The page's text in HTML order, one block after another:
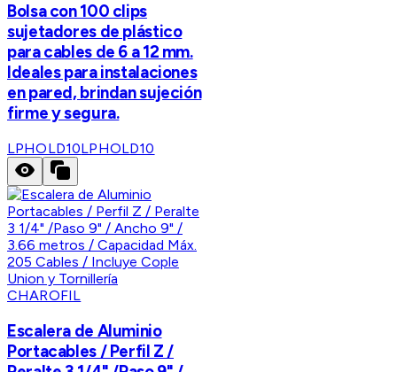
Bolsa con 100 clips
sujetadores de plástico
para cables de 6 a 12 mm.
Ideales para instalaciones
en pared, brindan sujeción
firme y segura.
LPHOLD10LPHOLD10
CHAROFIL
Escalera de Aluminio
Portacables / Perfil Z /